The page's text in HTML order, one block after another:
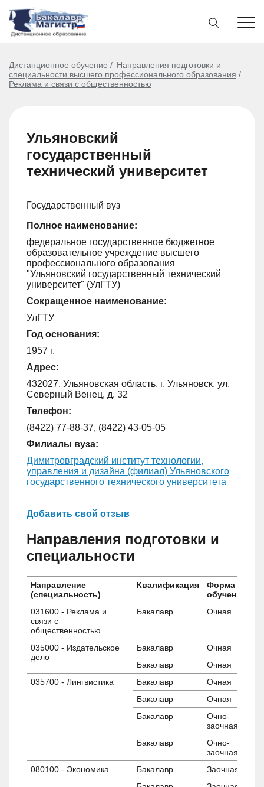
Дистанционное обучение
Направления подготовки и
специальности высшего профессионального образования
Реклама и связи с общественностью
Ульяновский
государственный
технический университет
Государственный вуз
Полное наименование:
федеральное государственное бюджетное
образовательное учреждение высшего
профессионального образования
"Ульяновский государственный технический
университет" (УлГТУ)
Сокращенное наименование:
УлГТУ
Год основания:
1957 г.
Адрес:
432027, Ульяновская область, г. Ульяновск, ул.
Северный Венец, д. 32
Телефон:
(8422) 77-88-37, (8422) 43-05-05
Филиалы вуза:
Димитровградский институт технологии,
управления и дизайна (филиал) Ульяновского
государственного технического университета
Добавить свой отзыв
Направления подготовки и
специальности
Направление
(специальность)
Квалификация
Форма
обучения
031600 - Реклама и
связи с
общественностью
Бакалавр Очная
035000 - Издательское
дело
Бакалавр
Очная
Бакалавр
Очная
035700 - Лингвистика
Бакалавр
Очная
Бакалавр
Очная
Бакалавр
Очно-
заочная
Бакалавр
Очно-
заочная
080100 - Экономика
Бакалавр
Заочная